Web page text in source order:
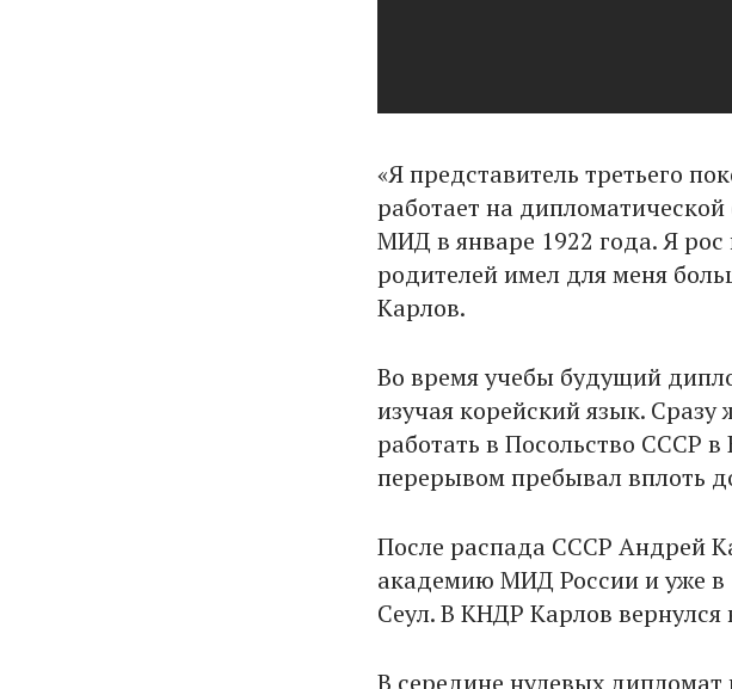
«Я представитель третьего
работает на
МИД в январе 1922 года. Я
родителей имел для меня
Карлов.
Во время учебы будущий
изучая корейский язык.
работать в Посольство СССР
перерывом пребывал вплоть
После распада СССР Андрей
академию МИД России и уже в
Сеул. В КНДР Карлов вернулся